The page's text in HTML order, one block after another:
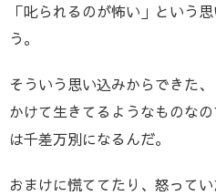
「叱られるのが怖い」という
う。
そういう思い込みからできた
かけて生きてるようなものな
は千差万別になるんだ。
おまけに慌ててたり、怒って